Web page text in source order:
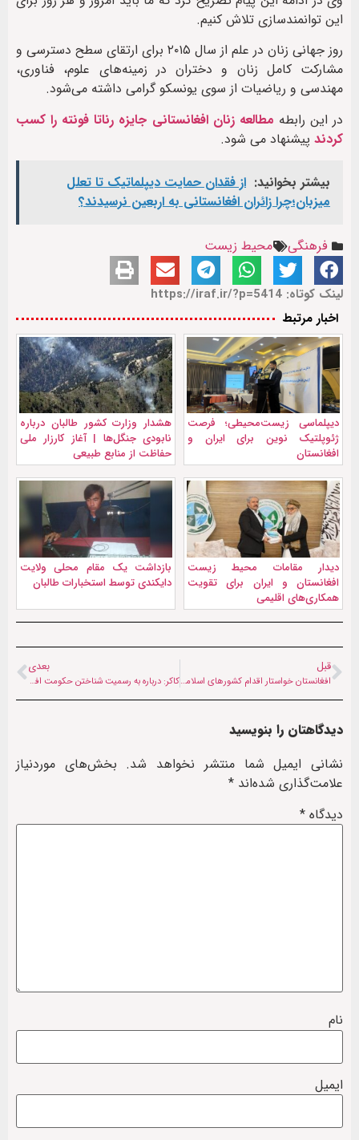
این توانمند‌سازی تلاش کنیم.
روز جهانی زنان در علم از سال ۲۰۱۵ برای ارتقای سطح دسترسی و
مشارکت کامل زنان و دختران در زمینه‌های علوم، فناوری،
مهندسی و ریاضیات از سوی یونسکو گرامی داشته می‌شود.
در این رابطه مطالعه زنان افغانستانی جایزه رناتا فونته را کسب
کردند پیشنهاد می شود.
بیشتر بخوانید: از فقدان حمایت دیپلماتیک تا تعلل
میزبان؛چرا زائران افغانستانی به اربعین نرسیدند؟
فرهنگی محیط زیست
لینک کوتاه: https://iraf.ir/?p=5414
اخبار مرتبط
دیپلماسی زیست‌محیطی؛ فرصت
ژئوپلتیک نوین برای ایران و
افغانستان
هشدار وزارت کشور طالبان درباره
نابودی جنگل‌ها | آغاز کارزار ملی
حفاظت از منابع طبیعی
دیدار مقامات محیط زیست
افغانستان و ایران برای تقویت
همکاری‌های اقلیمی
بازداشت یک مقام محلی ولایت
دایکندی توسط استخبارات طالبان
قبل
افغانستان خواستار اقدام کشورهای اسلامی برای توقف نسل‌کشی در غزه شد
بعدی
کاکر: درباره به رسمیت شناختن حکومت افغانستان به طور مشترک تصمیم می‌گیریم
دیدگاهتان را بنویسید
نشانی ایمیل شما منتشر نخواهد شد. بخش‌های موردنیاز
علامت‌گذاری شده‌اند *
دیدگاه *
نام
ایمیل